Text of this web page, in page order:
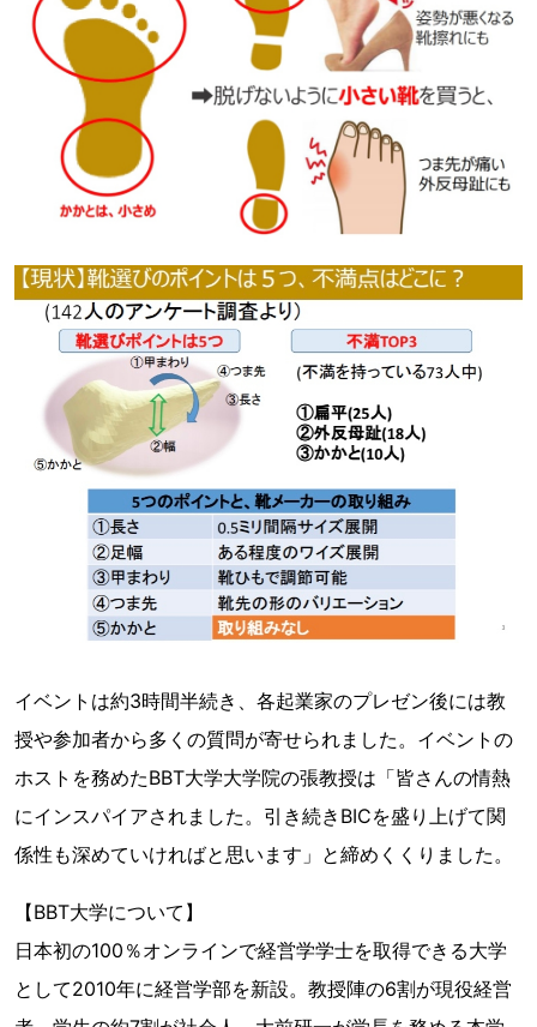
イベントは約3時間半続き、各起業家のプレゼン後には教
授や参加者から多くの質問が寄せられました。イベントの
ホストを務めたBBT大学大学院の張教授は「皆さんの情熱
にインスパイアされました。引き続きBICを盛り上げて関
係性も深めていければと思います」と締めくくりました。
【BBT大学について】
日本初の100％オンラインで経営学学士を取得できる大学
として2010年に経営学部を新設。教授陣の6割が現役経営